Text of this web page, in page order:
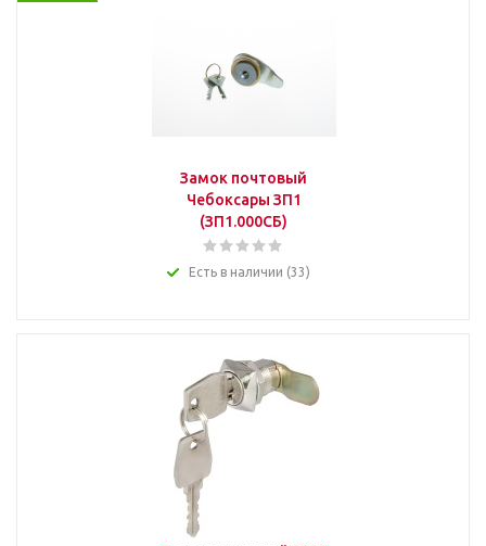
Замок почтовый
Чебоксары ЗП1
(ЗП1.000СБ)
Есть в наличии (33)